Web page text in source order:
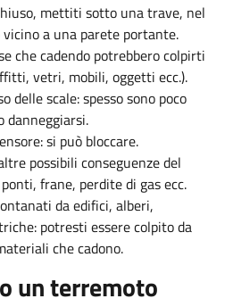
mettiti sotto una trave, nel
a una parete portante.
che cadendo potrebbero colpirti
vetri, mobili, oggetti ecc.).
delle scale: spesso sono poco
danneggiarsi.
si può bloccare.
possibili conseguenze del
frane, perdite di gas ecc.
da edifici, alberi,
potresti essere colpito da
che cadono.
un terremoto